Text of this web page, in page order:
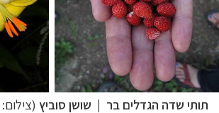
תותי שדה הגדלים בר | שושן סוביץ (צילום: